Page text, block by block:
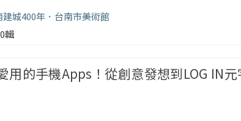
建城400年
台南市美術館
輯
用的手機Apps！從創意發想到LOG IN